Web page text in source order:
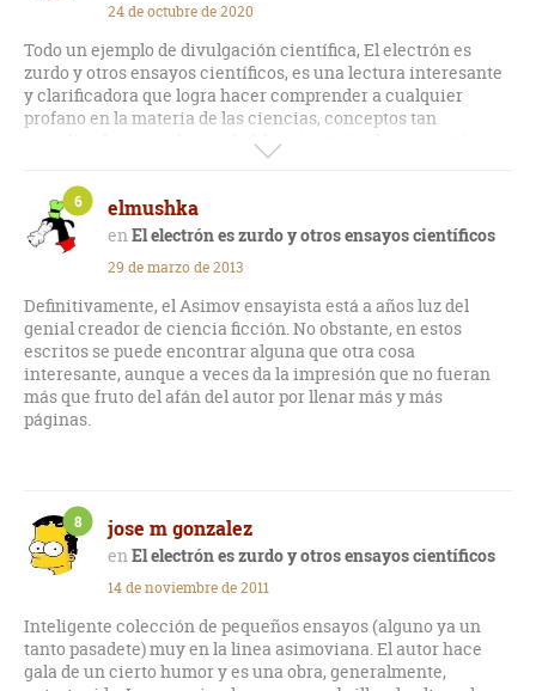
24 de octubre de 2020
Todo un ejemplo de divulgación científica, El electrón es
zurdo y otros ensayos científicos, es una lectura interesante
y clarificadora que logra hacer comprender a cualquier
profano en la materia de las ciencias, conceptos tan
complicados como la paridad, la asimetría o la geometría
Eucladiana. Y resulta una obra adictiva y muy práctica.
No hay mucho que decir sobre el autor, Isaac Asimov. Y es
que su fama como escritor de ciencia-ficción y divulgador le
precede. Y no defrauda. Asimov resulta ser un gran escritor.
Con un estilo de escritura claro y sencillo, va desenredando
la liosa madeja de la ciencia haciendo parecer fácil lo
increíblemente complejo. Para ello cuenta con una prosa
dinámica y fácil, así como un lenguaje plagado de
tecnicismos que acaba explicado de manera directa. Y luego
está la estructura. Cada ensayo tiene una forma parecida.
Empiezan hablando de cosas banales que le han ido
ocurriendo al autor, hasta que enlaza, increíblemente bien,
Todos los ensayos que aparecen en El electrón es zurdo y
otros ensayos científicos, versan sobre temas más o menos
conocidos por el público pero dentro del ámbito de la ciencia.
Así pues, Asimov nos invita a descubrir como están
relacionados la paridad y la asimetría del universo. Y cómo
ambos son los responsables de que toda la vida celular esté
regida por la ecología L. También nos embarcamos en porqué
los océanos están hechos de agua, en la magia de los
elmushka
El electrón es zurdo y otros ensayos científicos
6
29 de marzo de 2013
Definitivamente, el Asimov ensayista está a años luz del
genial creador de ciencia ficción. No obstante, en estos
escritos se puede encontrar alguna que otra cosa
interesante, aunque a veces da la impresión que no fueran
más que fruto del afán del autor por llenar más y más
páginas.
jose m gonzalez
El electrón es zurdo y otros ensayos científicos
8
14 de noviembre de 2011
Inteligente colección de pequeños ensayos (alguno ya un
tanto pasadete) muy en la linea asimoviana. El autor hace
gala de un cierto humor y es una obra, generalmente,